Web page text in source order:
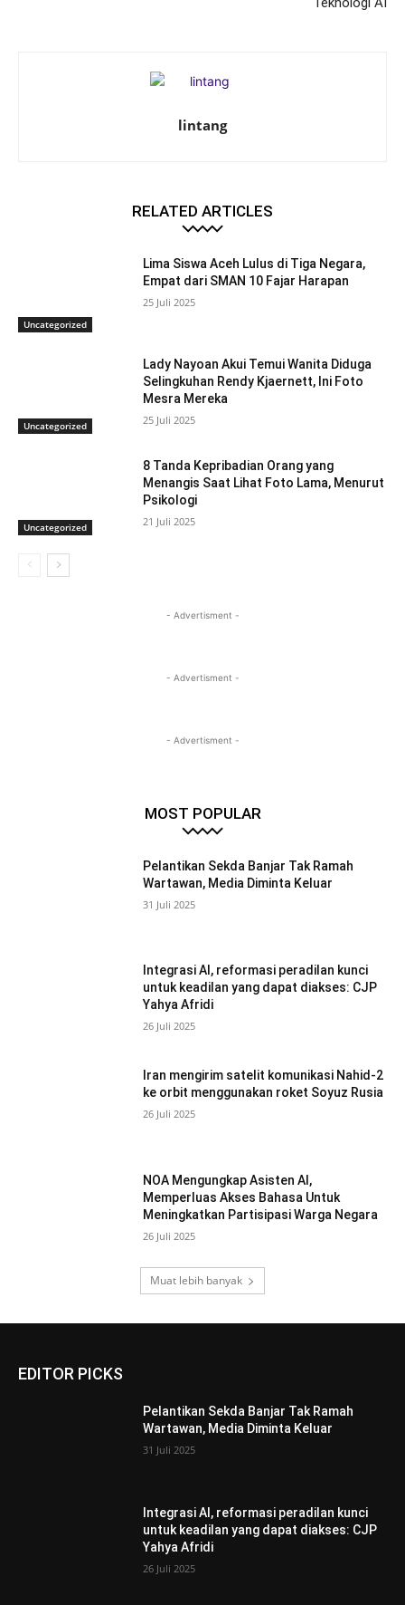
lintang
RELATED ARTICLES
Uncategorized
Lima Siswa Aceh Lulus di Tiga Negara,
Empat dari SMAN 10 Fajar Harapan
25 Juli 2025
Uncategorized
Lady Nayoan Akui Temui Wanita Diduga
Selingkuhan Rendy Kjaernett, Ini Foto
Mesra Mereka
25 Juli 2025
Uncategorized
8 Tanda Kepribadian Orang yang
Menangis Saat Lihat Foto Lama, Menurut
Psikologi
21 Juli 2025
- Advertisment -
- Advertisment -
- Advertisment -
MOST POPULAR
Pelantikan Sekda Banjar Tak Ramah
Wartawan, Media Diminta Keluar
31 Juli 2025
Integrasi AI, reformasi peradilan kunci
untuk keadilan yang dapat diakses: CJP
Yahya Afridi
26 Juli 2025
Iran mengirim satelit komunikasi Nahid-2
ke orbit menggunakan roket Soyuz Rusia
26 Juli 2025
NOA Mengungkap Asisten AI,
Memperluas Akses Bahasa Untuk
Meningkatkan Partisipasi Warga Negara
26 Juli 2025
Muat lebih banyak
EDITOR PICKS
Pelantikan Sekda Banjar Tak Ramah
Wartawan, Media Diminta Keluar
31 Juli 2025
Integrasi AI, reformasi peradilan kunci
untuk keadilan yang dapat diakses: CJP
Yahya Afridi
26 Juli 2025